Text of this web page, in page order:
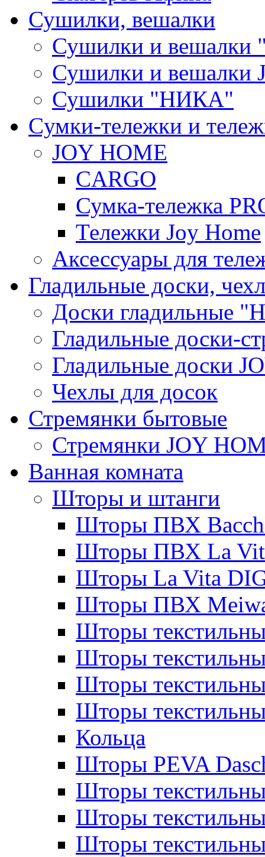
Сушилки, вешалки
Сушилки и вешалки
Сушилки и вешалки
Сушилки "НИКА"
Cумки-тележки и
JOY HOME
CARGO
Сумка-тележка
Тележки Joy Home
Аксессуары для
Гладильные доски,
Доски гладильные
Гладильные доски-
Гладильные доски
Чехлы для досок
Стремянки бытовые
Стремянки JOY
Ванная комната
Шторы и штанги
Шторы ПВХ
Шторы ПВХ La
Шторы La Vita
Шторы ПВХ
Шторы
Шторы
Шторы
Шторы
Кольца
Шторы PEVA
Шторы
Шторы
Шторы